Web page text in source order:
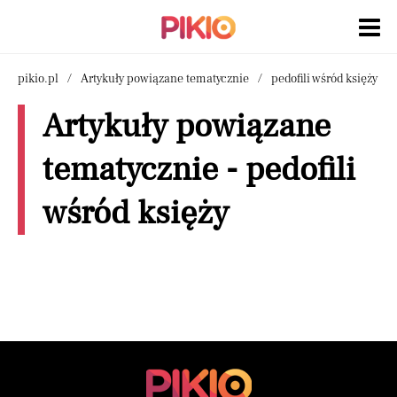
pikio.pl Artykuły powiązane tematycznie pedofili wśród księży
Artykuły powiązane
tematycznie - pedofili
wśród księży